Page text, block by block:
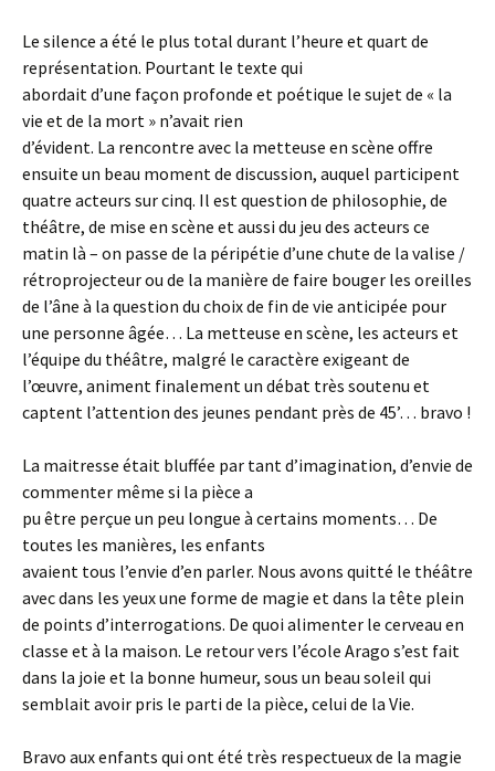
Le silence a été le plus total durant l’heure et quart de
représentation. Pourtant le texte qui
abordait d’une façon profonde et poétique le sujet de « la
vie et de la mort » n’avait rien
d’évident. La rencontre avec la metteuse en scène offre
ensuite un beau moment de discussion, auquel participent
quatre acteurs sur cinq. Il est question de philosophie, de
théâtre, de mise en scène et aussi du jeu des acteurs ce
matin là – on passe de la péripétie d’une chute de la valise /
rétroprojecteur ou de la manière de faire bouger les oreilles
de l’âne à la question du choix de fin de vie anticipée pour
une personne âgée… La metteuse en scène, les acteurs et
l’équipe du théâtre, malgré le caractère exigeant de
l’œuvre, animent finalement un débat très soutenu et
captent l’attention des jeunes pendant près de 45’… bravo !
La maitresse était bluffée par tant d’imagination, d’envie de
commenter même si la pièce a
pu être perçue un peu longue à certains moments… De
toutes les manières, les enfants
avaient tous l’envie d’en parler. Nous avons quitté le théâtre
avec dans les yeux une forme de magie et dans la tête plein
de points d’interrogations. De quoi alimenter le cerveau en
classe et à la maison. Le retour vers l’école Arago s’est fait
dans la joie et la bonne humeur, sous un beau soleil qui
semblait avoir pris le parti de la pièce, celui de la Vie.
Bravo aux enfants qui ont été très respectueux de la magie